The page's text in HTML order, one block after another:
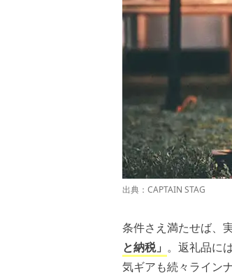
出典： CAPTAIN STAG
条件さえ満たせば、
と納税」 。返礼品に
気ギアも続々ラインナ